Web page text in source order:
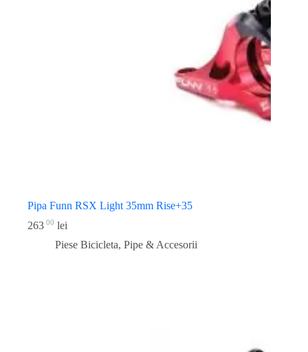
Pipa Funn RSX Light 35mm Rise+35
263 00 lei
Piese Bicicleta, Pipe & Accesorii